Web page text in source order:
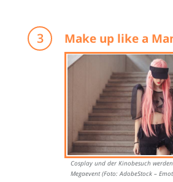
Make up like a
Cosplay und der Kinobesuch
Megaevent (Foto: AdobeStock –